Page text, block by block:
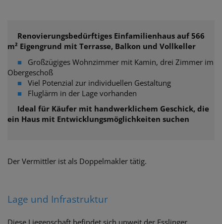
Renovierungsbedürftiges Einfamilienhaus auf 566
m² Eigengrund mit Terrasse, Balkon und Vollkeller
■
Großzügiges Wohnzimmer mit Kamin, drei Zimmer im
Obergeschoß
■
Viel Potenzial zur individuellen Gestaltung
■
Fluglärm in der Lage vorhanden
Ideal für Käufer mit handwerklichem Geschick, die
ein Haus mit Entwicklungsmöglichkeiten suchen
Der Vermittler ist als Doppelmakler tätig.
Lage und Infrastruktur